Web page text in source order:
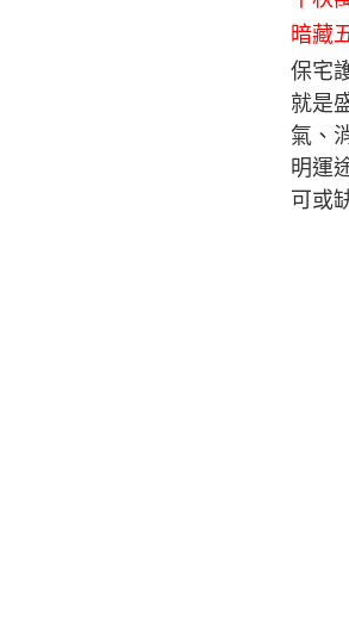
暗藏
保宅
就是
氣、
明運
可或